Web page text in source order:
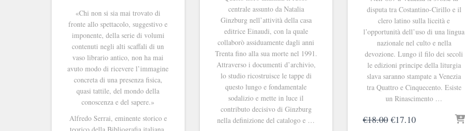
«Chi non si sia mai trovato di
fronte allo spettacolo, suggestivo e
imponente, della serie di volumi
contenuti negli alti scaffali di un
vaso librario antico, non ha mai
avuto modo di ricevere l’immagine
concreta di una presenza fisica,
quasi tattile, del mondo della
conoscenza e del sapere.»
Alfredo Serrai, eminente storico e
centrale assunto da Natalia
Ginzburg nell’attività della casa
editrice Einaudi, con la quale
collaborò assiduamente dagli anni
Trenta fino alla sua morte nel 1991.
Attraverso i documenti d’archivio,
lo studio ricostruisce le tappe di
questo lungo e fondamentale
sodalizio e mette in luce il
contributo decisivo di Ginzburg
nella definizione del catalogo e …
disputa tra Costantino-Cirillo e il
clero latino sulla liceità e
l’opportunità dell’uso di una lingua
nazionale nel culto e nella
devozione. Lungo il filo dei secoli
le edizioni principe della liturgia
slava saranno stampate a Venezia
tra Quattro e Cinquecento. Esiste
un Rinascimento …
€18.00 Il
€17.10Il